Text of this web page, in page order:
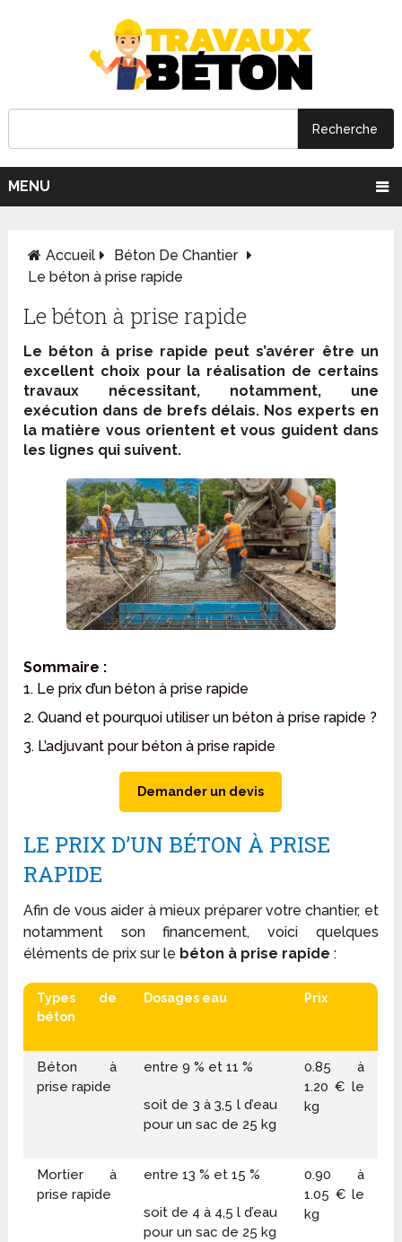
MENU
Accueil
Béton De Chantier
Le béton à prise rapide
Le béton à prise rapide
Le béton à prise rapide peut s’avérer être un
excellent choix pour la réalisation de certains
travaux nécessitant, notamment, une
exécution dans de brefs délais. Nos experts en
la matière vous orientent et vous guident dans
les lignes qui suivent.
Sommaire :
1. Le prix d’un béton à prise rapide
2. Quand et pourquoi utiliser un béton à prise rapide ?
3. L’adjuvant pour béton à prise rapide
Demander un devis
LE PRIX D’UN BÉTON À PRISE
RAPIDE
Afin de vous aider à mieux préparer votre chantier, et
notamment son financement, voici quelques
éléments de prix sur le béton à prise rapide :
Types de
béton
Dosages eau Prix
Béton à
prise rapide
entre 9 % et 11 %
soit de 3 à 3,5 l d’eau
pour un sac de 25 kg
0.85 à
1.20 € le
kg
Mortier à
prise rapide
entre 13 % et 15 %
soit de 4 à 4,5 l d’eau
pour un sac de 25 kg
0.90 à
1.05 € le
kg